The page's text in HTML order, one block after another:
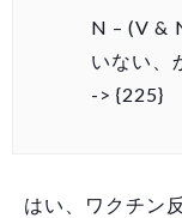
N – (V &
いない、
-> {225}
はい、ワクチン